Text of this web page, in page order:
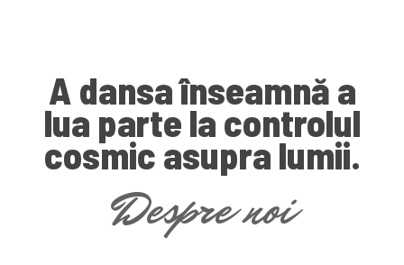
A dansa înseamnă a
lua parte la controlul
cosmic asupra lumii.
Despre noi